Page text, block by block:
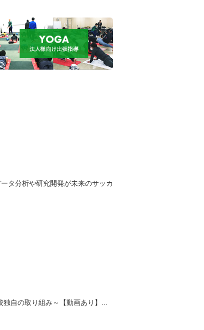
タ分析や研究開発が未来のサッカ
自の取り組み～【動画あり】...